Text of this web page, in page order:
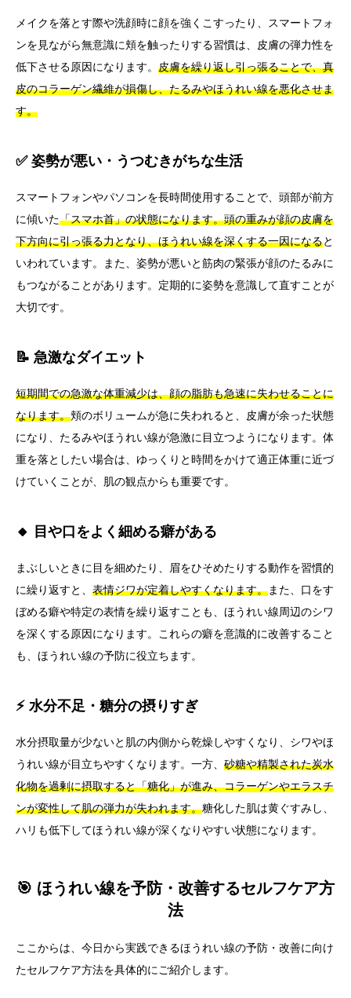
メイクを落とす際や洗顔時に顔を強くこすったり、スマートフォ
ンを見ながら無意識に頬を触ったりする習慣は、皮膚の弾力性を
低下させる原因になります。 皮膚を繰り返し引っ張ることで、真
皮のコラーゲン繊維が損傷し、たるみやほうれい線を悪化させま
す。
✅ 姿勢が悪い・うつむきがちな生活
スマートフォンやパソコンを長時間使用することで、頭部が前方
に傾いた「スマホ首」の状態になります。頭の重みが顔の皮膚を
下方向に引っ張る力となり、ほうれい線を深くする一因になると
いわれています。また、姿勢が悪いと筋肉の緊張が顔のたるみに
もつながることがあります。定期的に姿勢を意識して直すことが
大切です。
📝 急激なダイエット
短期間での急激な体重減少は、顔の脂肪も急速に失わせることに
なります。頬のボリュームが急に失われると、皮膚が余った状態
になり、たるみやほうれい線が急激に目立つようになります。体
重を落としたい場合は、ゆっくりと時間をかけて適正体重に近づ
けていくことが、肌の観点からも重要です。
🔸 目や口をよく細める癖がある
まぶしいときに目を細めたり、眉をひそめたりする動作を習慣的
に繰り返すと、 表情ジワが定着しやすくなります。また、口をす
ぼめる癖や特定の表情を繰り返すことも、ほうれい線周辺のシワ
を深くする原因になります。これらの癖を意識的に改善すること
も、ほうれい線の予防に役立ちます。
⚡ 水分不足・糖分の摂りすぎ
水分摂取量が少ないと肌の内側から乾燥しやすくなり、シワやほ
うれい線が目立ちやすくなります。一方、 砂糖や精製された炭水
化物を過剰に摂取すると「糖化」が進み、コラーゲンやエラスチ
ンが変性して肌の弾力が失われます。糖化した肌は黄ぐすみし、
ハリも低下してほうれい線が深くなりやすい状態になります。
🎯 ほうれい線を予防・改善するセルフケア方
法
ここからは、今日から実践できるほうれい線の予防・改善に向け
たセルフケア方法を具体的にご紹介します。